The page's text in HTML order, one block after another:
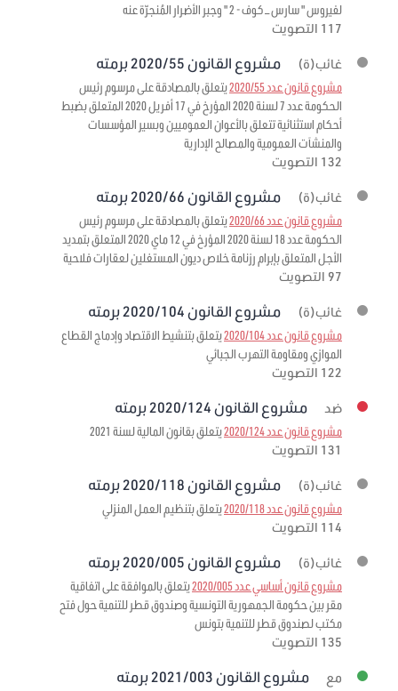
لفيروس " سارس – كوف - 2 " وجبر الأضرار المُنجرّة عنه
117 التصويت
غائب(ة) مشروع القانون 2020/55 برمته
مشروع قانون عدد 2020/55
يتعلق بالمصادقة على مرسوم رئيس
الحكومة عدد 7 لسنة 2020 المؤرخ في 17 أفريل 2020 المتعلق بضبط
أحكام استثنائية تتعلق بالأعوان العموميين وبسير المؤسسات
والمنشآت العمومية والمصالح الإدارية
132 التصويت
غائب(ة) مشروع القانون 2020/66 برمته
مشروع قانون عدد 2020/66
يتعلق بالمصادقة على مرسوم رئيس
الحكومة عدد 18 لسنة 2020 المؤرخ في 12 ماي 2020 المتعلق بتمديد
الأجل المتعلق بإبرام رزنامة خلاص ديون المستغلين لعقارات فلاحية
97 التصويت
غائب(ة) مشروع القانون 2020/104 برمته
مشروع قانون عدد 2020/104
يتعلق بتنشيط الاقتصاد وإدماج القطاع
الموازي ومقاومة التهرب الجبائي
122 التصويت
ضد مشروع القانون 2020/124 برمته
مشروع قانون عدد 2020/124
يتعلق بقانون المالية لسنة 2021
131 التصويت
غائب(ة) مشروع القانون 2020/118 برمته
مشروع قانون عدد 2020/118
يتعلق بتنظيم العمل المنزلي
114 التصويت
غائب(ة) مشروع القانون 2020/005 برمته
مشروع قانون أساسي عدد 2020/005
يتعلق بالموافقة على اتفاقية
مقر بين حكومة الجمهورية التونسية وصندوق قطر للتنمية حول فتح
مكتب لصندوق قطر للتنمية بتونس
135 التصويت
مع مشروع القانون 2021/003 برمته